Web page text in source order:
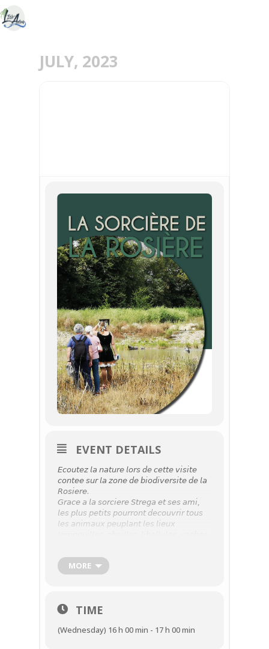
JULY, 2023
EVENT DETAILS
𝘌𝘤𝘰𝘶𝘵𝘦𝘻 𝘭𝘢 𝘯𝘢𝘵𝘶𝘳𝘦 𝘭𝘰𝘳𝘴 𝘥𝘦 𝘤𝘦𝘵𝘵𝘦 𝘷𝘪𝘴𝘪𝘵𝘦
𝘤𝘰𝘯𝘵𝘦𝘦 𝘴𝘶𝘳 𝘭𝘢 𝘻𝘰𝘯𝘦 𝘥𝘦 𝘣𝘪𝘰𝘥𝘪𝘷𝘦𝘳𝘴𝘪𝘵𝘦 𝘥𝘦 𝘭𝘢
𝘙𝘰𝘴𝘪𝘦𝘳𝘦.
𝘎𝘳𝘢𝘤𝘦 𝘢 𝘭𝘢 𝘴𝘰𝘳𝘤𝘪𝘦𝘳𝘦 𝘚𝘵𝘳𝘦𝘨𝘢 𝘦𝘵 𝘴𝘦𝘴 𝘢𝘮𝘪,
𝘭𝘦𝘴 𝘱𝘭𝘶𝘴 𝘱𝘦𝘵𝘪𝘵𝘴 𝘱𝘰𝘶𝘳𝘳𝘰𝘯𝘵 𝘥𝘦𝘤𝘰𝘶𝘷𝘳𝘪𝘳 𝘵𝘰𝘶𝘴
𝘭𝘦𝘴 𝘢𝘯𝘪𝘮𝘢𝘶𝘹 𝘱𝘦𝘶𝘱𝘭𝘢𝘯𝘵 𝘭𝘦𝘴 𝘭𝘪𝘦𝘶𝘹
Date:𝘮𝘦𝘳𝘤𝘳𝘦𝘥𝘪 9 août à 16h00 –
MORE
TIME
(Wednesday) 16 h 00 min - 17 h 00 min